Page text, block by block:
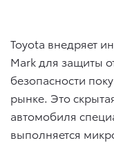
Toyota внедряет
Mark для защиты
безопасности
рынке. Это
автомобиля
выполняется